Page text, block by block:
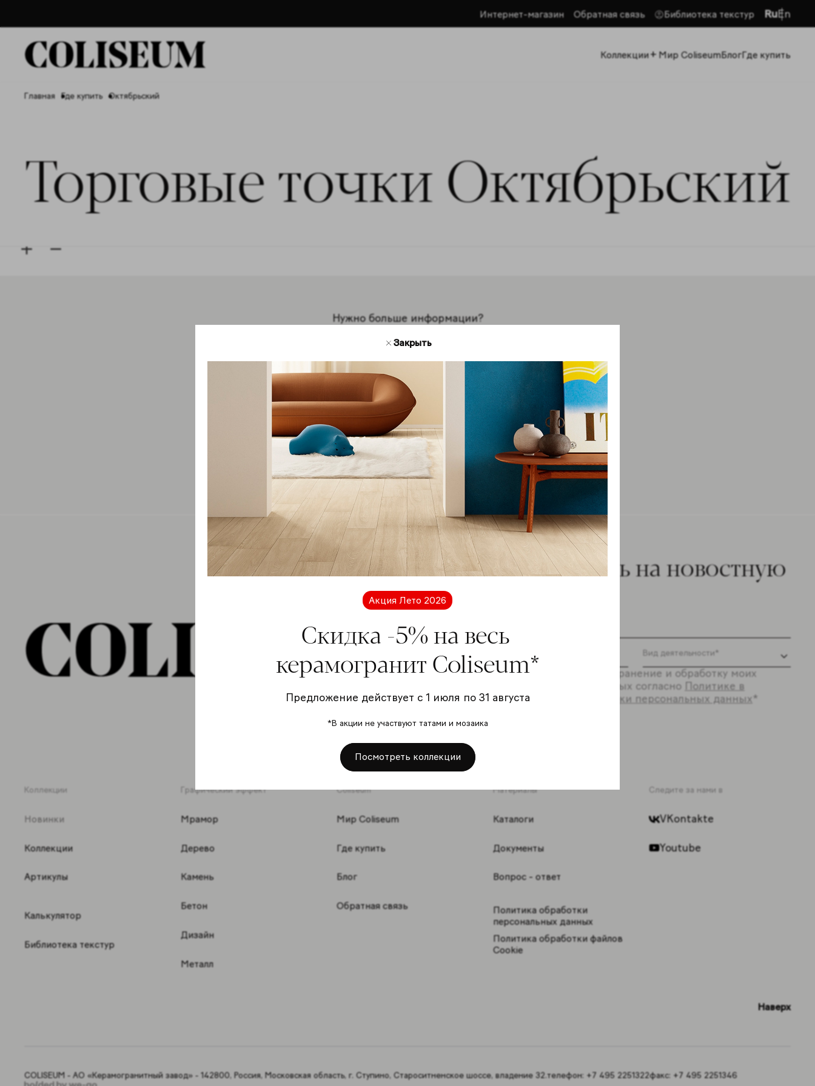
Интернет-магазин Обратная связь Библиотека текстур RuEn
Коллекции+ Мир ColiseumБлогГде купить
Главная Где купить Октябрьский
Торговые точки Октябрьский
Нужно больше информации?
Мы на связи
Свяжитесь с нами для получения дополнительной информации о
продукции Coliseum. Мы будем рады ответить на ваши вопросы.
Обратная связь
Закрыть
Акция Лето 2026
Скидка -5% на весь
керамогранит Coliseum*
Предложение действует с 1 июля по 31 августа
*В акции не участвуют татами и мозаика
Посмотреть коллекции
Подпишитесь на новостную
Я даю согласие на хранение и обработку моих
персональных данных согласно Политике в
отношении обработки персональных данных*
Коллекции
Новинки
Коллекции
Артикулы
Калькулятор
Библиотека текстур
Графический эффект
Мрамор
Дерево
Камень
Бетон
Дизайн
Металл
Coliseum
Мир Coliseum
Где купить
Блог
Обратная связь
Материалы
Каталоги
Документы
Вопрос - ответ
Политика обработки
персональных данных
Политика обработки файлов
Cookie
Следите за нами в
VKontakte
Youtube
Наверх
COLISEUM - АО «Керамогранитный завод» - 142800, Россия, Московская область, г. Ступино, Староситненское шоссе, владение 32.телефон: +7 495 2251322факс: +7 495 2251346